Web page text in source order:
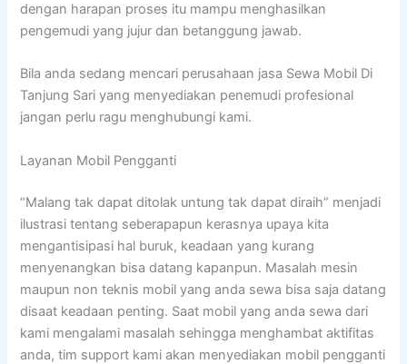
dengan harapan proses itu mampu menghasilkan
pengemudi yang jujur dan betanggung jawab.
Bila anda sedang mencari perusahaan jasa Sewa Mobil Di
Tanjung Sari yang menyediakan penemudi profesional
jangan perlu ragu menghubungi kami.
Layanan Mobil Pengganti
“Malang tak dapat ditolak untung tak dapat diraih” menjadi
ilustrasi tentang seberapapun kerasnya upaya kita
mengantisipasi hal buruk, keadaan yang kurang
menyenangkan bisa datang kapanpun. Masalah mesin
maupun non teknis mobil yang anda sewa bisa saja datang
disaat keadaan penting. Saat mobil yang anda sewa dari
kami mengalami masalah sehingga menghambat aktifitas
anda, tim support kami akan menyediakan mobil pengganti